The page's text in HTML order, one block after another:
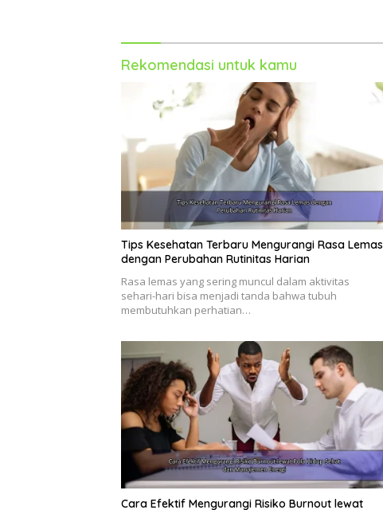
Rekomendasi untuk kamu
Tips Kesehatan Terbaru Mengurangi Rasa Lemas
dengan Perubahan Rutinitas Harian
Rasa lemas yang sering muncul dalam aktivitas
sehari-hari bisa menjadi tanda bahwa tubuh
membutuhkan perhatian…
Cara Efektif Mengurangi Risiko Burnout lewat